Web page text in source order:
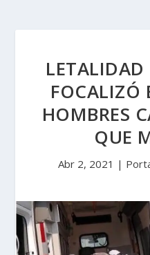
FOCALIZÓ
HOMBRES
QUE
Abr 2, 2021 |